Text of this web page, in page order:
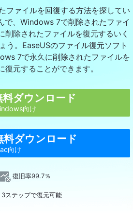
ファイルを回復する方法を探してい
で、Windows 7で削除されたファイ
削除されたファイルを復元するいく
う。EaseUSのファイル復元ソフト
7で永久に削除されたファイルを
復元することができます。
料ダウンロード
向け
料ダウンロード
向け
復旧率99.7％
ステップで復元可能